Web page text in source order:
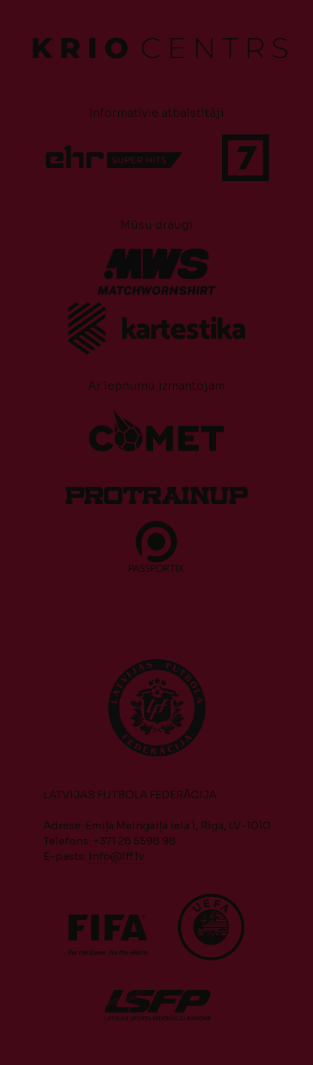
Informatīvie atbalstītāji
Mūsu draugi
Ar lepnumu izmantojam
LATVIJAS FUTBOLA FEDERĀCIJA
Adrese: Emiļa Melngaiļa iela 1, Rīga, LV-1010
Telefons: +371 28 5598 98
E-pasts: info@lff.lv